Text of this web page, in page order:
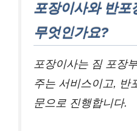
포장이사와 반포
무엇인가요?
포장이사는 짐 포장
주는 서비스이고, 반
문으로 진행합니다.